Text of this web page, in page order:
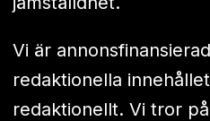
Vi är
redaktionella
redaktionellt. Vi tror